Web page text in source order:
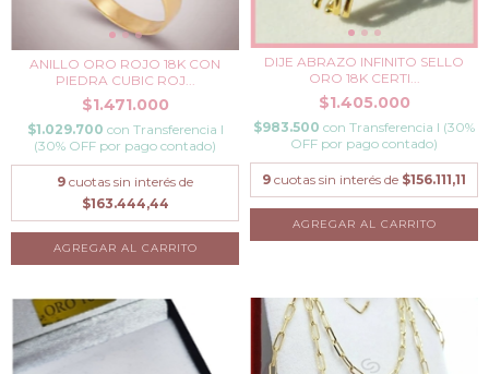
ANILLO ORO ROJO 18K CON
PIEDRA CUBIC ROJ...
$1.471.000
$1.029.700 con Transferencia I
(30% OFF por pago contado)
9 cuotas sin interés de
$163.444,44
AGREGAR AL CARRITO
DIJE ABRAZO INFINITO SELLO
ORO 18K CERTI...
$1.405.000
$983.500 con Transferencia I (30%
OFF por pago contado)
9 cuotas sin interés de $156.111,11